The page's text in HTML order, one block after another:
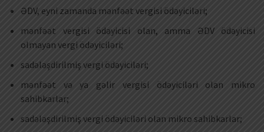
ƏDV, eyni zamanda mənfəət vergisi ödəyiciləri;
mənfəət vergisi ödəyicisi olan, amma ƏDV ödəyicisi
olmayan vergi ödəyiciləri;
sadələşdirilmiş vergi ödəyiciləri;
mənfəət və ya gəlir vergisi ödəyiciləri olan mikro
sahibkarlar;
sadələşdirilmiş vergi ödəyiciləri olan mikro sahibkarlar;